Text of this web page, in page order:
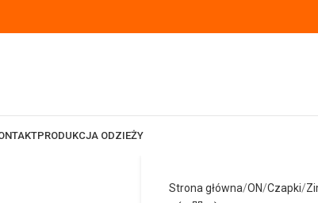
PRODUKCJA ODZIEŻY
Strona główna ON Czapki